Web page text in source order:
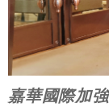
嘉華國際加